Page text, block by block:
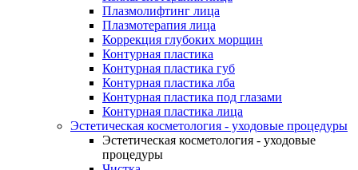
Плазмолифтинг лица
Плазмотерапия лица
Коррекция глубоких морщин
Контурная пластика
Контурная пластика губ
Контурная пластика лба
Контурная пластика под глазами
Контурная пластика лица
Эстетическая косметология - уходовые процедуры
Эстетическая косметология - уходовые
процедуры